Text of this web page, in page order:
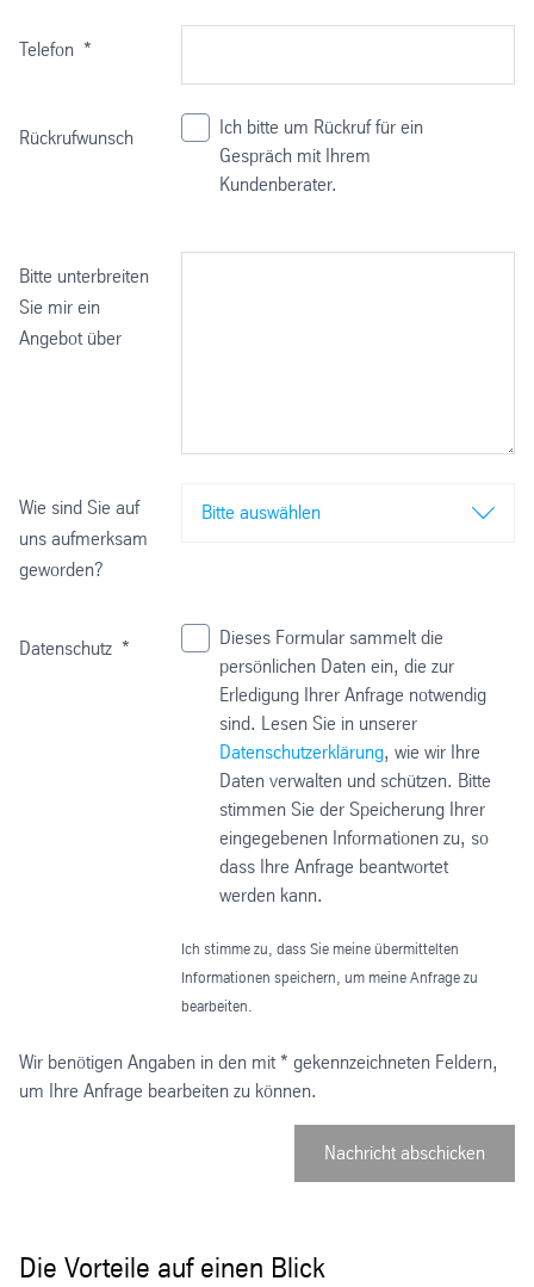
Telefon *
Rückrufwunsch
Ich bitte um Rückruf für ein
Gespräch mit Ihrem
Kundenberater.
Bitte unterbreiten
Sie mir ein
Angebot über
Wie sind Sie auf
uns aufmerksam
geworden?
Bitte auswählen
Datenschutz *
Dieses Formular sammelt die
persönlichen Daten ein, die zur
Erledigung Ihrer Anfrage notwendig
sind. Lesen Sie in unserer
Datenschutzerklärung, wie wir Ihre
Daten verwalten und schützen. Bitte
stimmen Sie der Speicherung Ihrer
eingegebenen Informationen zu, so
dass Ihre Anfrage beantwortet
werden kann.
Ich stimme zu, dass Sie meine übermittelten
Informationen speichern, um meine Anfrage zu
bearbeiten.
Wir benötigen Angaben in den mit * gekennzeichneten Feldern,
um Ihre Anfrage bearbeiten zu können.
Nachricht abschicken
Die Vorteile auf einen Blick